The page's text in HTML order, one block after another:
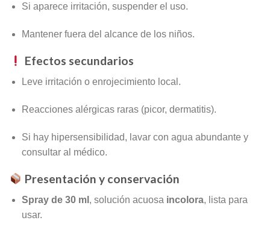
Si aparece irritación, suspender el uso.
Mantener fuera del alcance de los niños.
Efectos secundarios
Leve irritación o enrojecimiento local.
Reacciones alérgicas raras (picor, dermatitis).
Si hay hipersensibilidad, lavar con agua abundante y
consultar al médico.
Presentación y conservación
Spray de 30 ml , solución acuosa incolora, lista para
usar.